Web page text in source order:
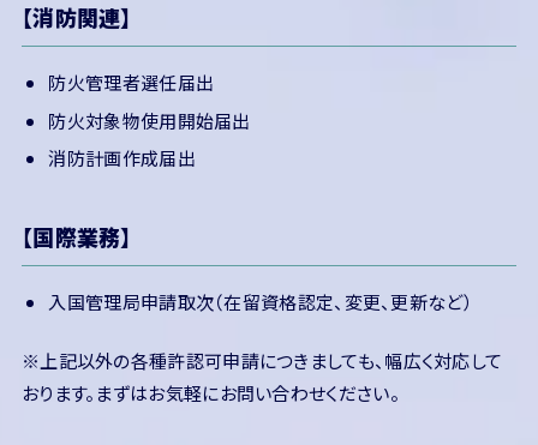
【消防関連】
防火管理者選任届出
防火対象物使用開始届出
消防計画作成届出
【国際業務】
入国管理局申請取次（在留資格認定、変更、更新など）
※上記以外の各種許認可申請につきましても、幅広く対応して
おります。まずはお気軽にお問い合わせください。